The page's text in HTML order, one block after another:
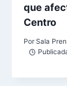
que
Centro
Por Sala